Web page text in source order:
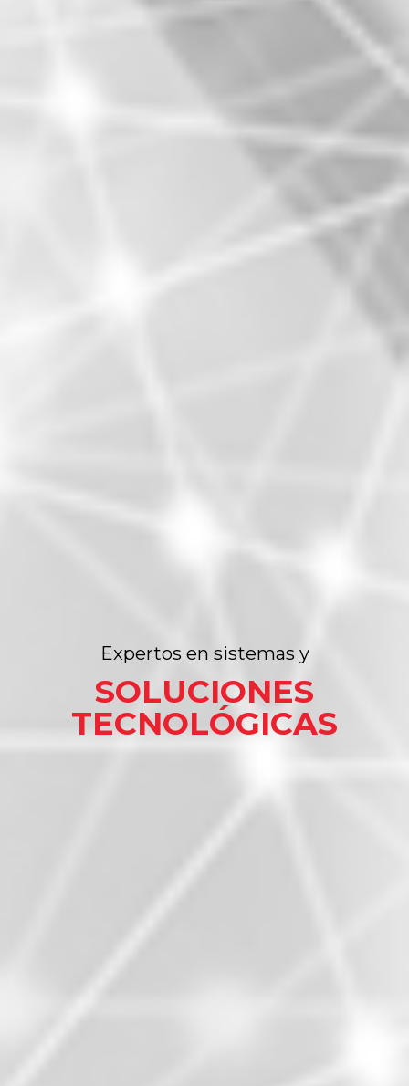
Expertos en sistemas y
SOLUCIONES
TECNOLÓGICAS